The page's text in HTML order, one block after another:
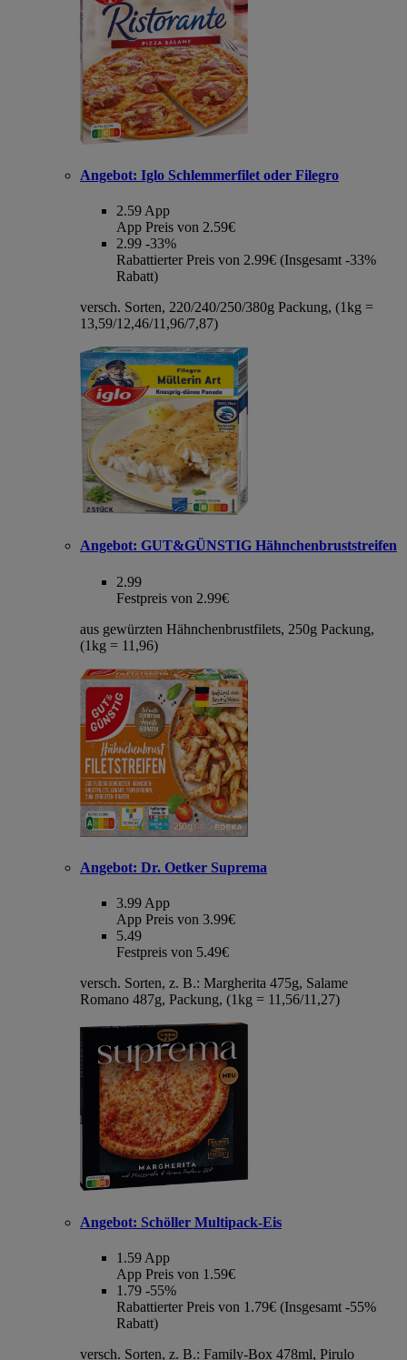
Angebot: Iglo Schlemmerfilet oder Filegro
2.59 App
App Preis von 2.59€
2.99 -33%
Rabattierter Preis von 2.99€ (Insgesamt -33%
Rabatt)
versch. Sorten, 220/240/250/380g Packung, (1kg =
13,59/12,46/11,96/7,87)
Angebot: GUT&GÜNSTIG Hähnchenbruststreifen
2.99
Festpreis von 2.99€
aus gewürzten Hähnchenbrustfilets, 250g Packung,
(1kg = 11,96)
Angebot: Dr. Oetker Suprema
3.99 App
App Preis von 3.99€
5.49
Festpreis von 5.49€
versch. Sorten, z. B.: Margherita 475g, Salame
Romano 487g, Packung, (1kg = 11,56/11,27)
Angebot: Schöller Multipack-Eis
1.59 App
App Preis von 1.59€
1.79 -55%
Rabattierter Preis von 1.79€ (Insgesamt -55%
Rabatt)
versch. Sorten, z. B.: Family-Box 478ml, Pirulo